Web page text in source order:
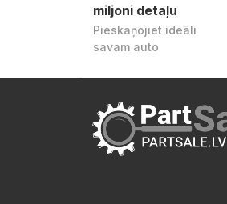
miljoni detaļu
Pieskaņojiet ideāli
savam auto